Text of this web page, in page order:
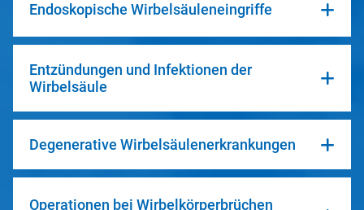
Endoskopische Wirbelsäuleneingriffe
Entzündungen und Infektionen der
Wirbelsäule
Degenerative Wirbelsäulenerkrankungen
Operationen bei Wirbelkörperbrüchen